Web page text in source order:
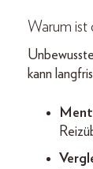
Warum ist
kann